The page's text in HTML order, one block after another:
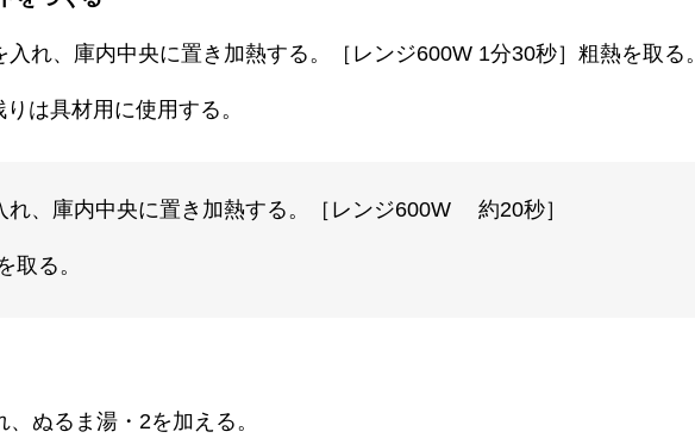
入れ、庫内中央に置き加熱する。［レンジ600W 1分30秒］粗熱を取る
は具材用に使用する。
れ、庫内中央に置き加熱する。［レンジ600W 約20秒］
取る。
ぬるま湯・2を加える。